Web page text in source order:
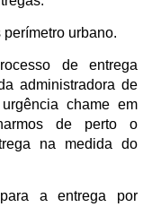
urbano.
de entrega
administradora de
chame em
de perto o
na medida do
a entrega por